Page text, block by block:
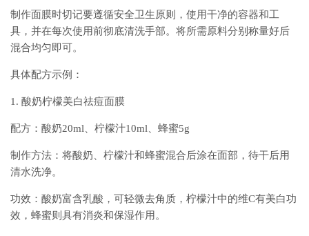
制作面膜时切记要遵循安全卫生原则，使用干净的容器和工
具，并在每次使用前彻底清洗手部。将所需原料分别称量好后
混合均匀即可。
具体配方示例：
1. 酸奶柠檬美白祛痘面膜
配方：酸奶20ml、柠檬汁10ml、蜂蜜5g
制作方法：将酸奶、柠檬汁和蜂蜜混合后涂在面部，待干后用
清水洗净。
功效：酸奶富含乳酸，可轻微去角质，柠檬汁中的维C有美白功
效，蜂蜜则具有消炎和保湿作用。